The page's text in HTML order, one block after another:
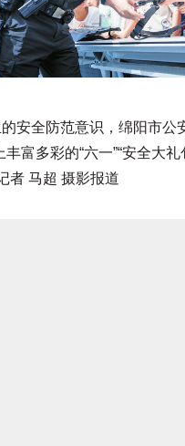
全防范意识，绵阳市公
富多彩的“六一”“安全大礼
马超 摄影报道